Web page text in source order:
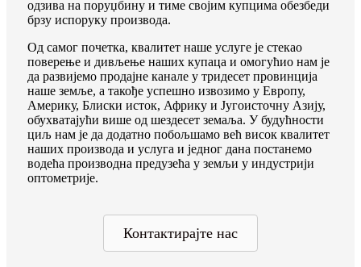
одзива на поруџбину и тиме својим купцима обезбеди
брзу испоруку производа.
Од самог почетка, квалитет наше услуге је стекао
поверење и дивљење наших купаца и омогућио нам је
да развијемо продајне канале у тридесет провинција
наше земље, а такође успешно извозимо у Европу,
Америку, Блиски исток, Африку и Југоисточну Азију,
обухватајући више од шездесет земаља. У будућности
циљ нам је да додатно побољшамо већ висок квалитет
наших производа и услуга и једног дана постанемо
водећа производна предузећа у земљи у индустрији
оптометрије.
Контактирајте нас